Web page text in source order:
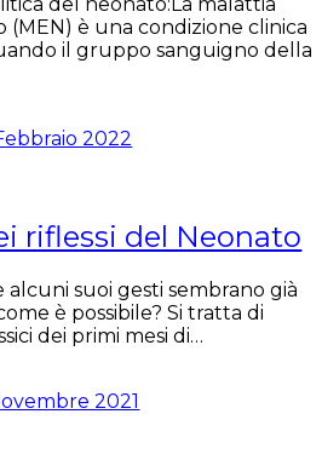
del neonato:La malattia
è una condizione clinica
il gruppo sanguigno della
2022
riflessi del Neonato
alcuni suoi gesti sembrano già
è possibile? Si tratta di
dei primi mesi di…
2021